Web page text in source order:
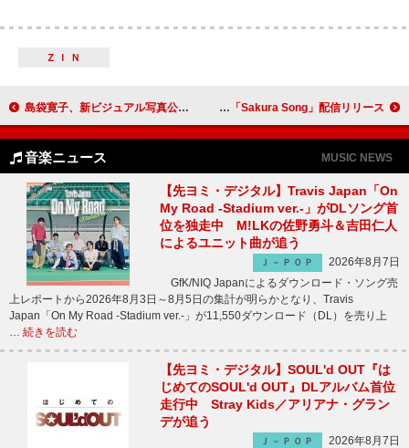
ＺＩＮ
島袋寛子、新ビジュアル写真公開＆SNS開設 androp、“旅立ち”と“別れ”がテーマの「Sakura Song」配信リリース
音楽ニュース MUSIC NEWS
【先ヨミ・デジタル】Travis Japan「On
My Road -Stadium ver.-」がDLソング首
位を独走中 M!LKの佐野勇斗＆吉田仁人
によるユニット曲が追う
Ｊ－ＰＯＰ
2026年8月7日
GfK/NIQ Japanによるダウンロード・ソング売
上レポートから2026年8月3日～8月5日の集計が明らかとなり、Travis
Japan「On My Road -Stadium ver.-」が11,550ダウンロード（DL）を売り上
続きを読む
【先ヨミ・デジタル】SOUL'd OUT『は
じめてのSOUL'd OUT』DLアルバム首位
走行中 Stray Kids／アリアナ・グラン
デが追う
Ｊ－ＰＯＰ
2026年8月7日